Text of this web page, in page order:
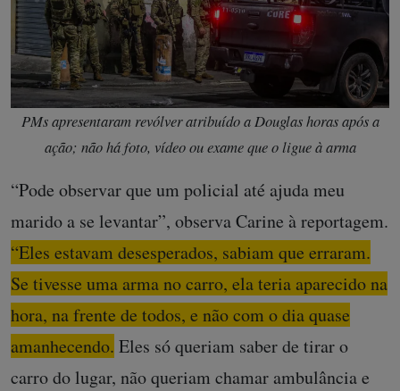
PMs apresentaram revólver atribuído a Douglas horas após a
ação; não há foto, vídeo ou exame que o ligue à arma
“Pode observar que um policial até ajuda meu
marido a se levantar”, observa Carine à reportagem.
“Eles estavam desesperados, sabiam que erraram.
Se tivesse uma arma no carro, ela teria aparecido na
hora, na frente de todos, e não com o dia quase
amanhecendo. Eles só queriam saber de tirar o
carro do lugar, não queriam chamar ambulância e